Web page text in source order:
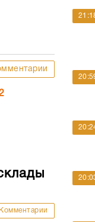
Комментарии